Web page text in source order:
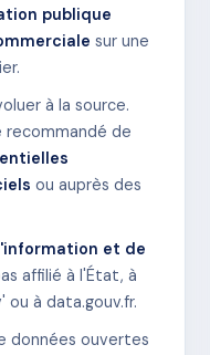
publique
sur une
à la source.
de
ou auprès des
et de
affilié à l'État, à
ou à data.gouv.fr.
données ouvertes